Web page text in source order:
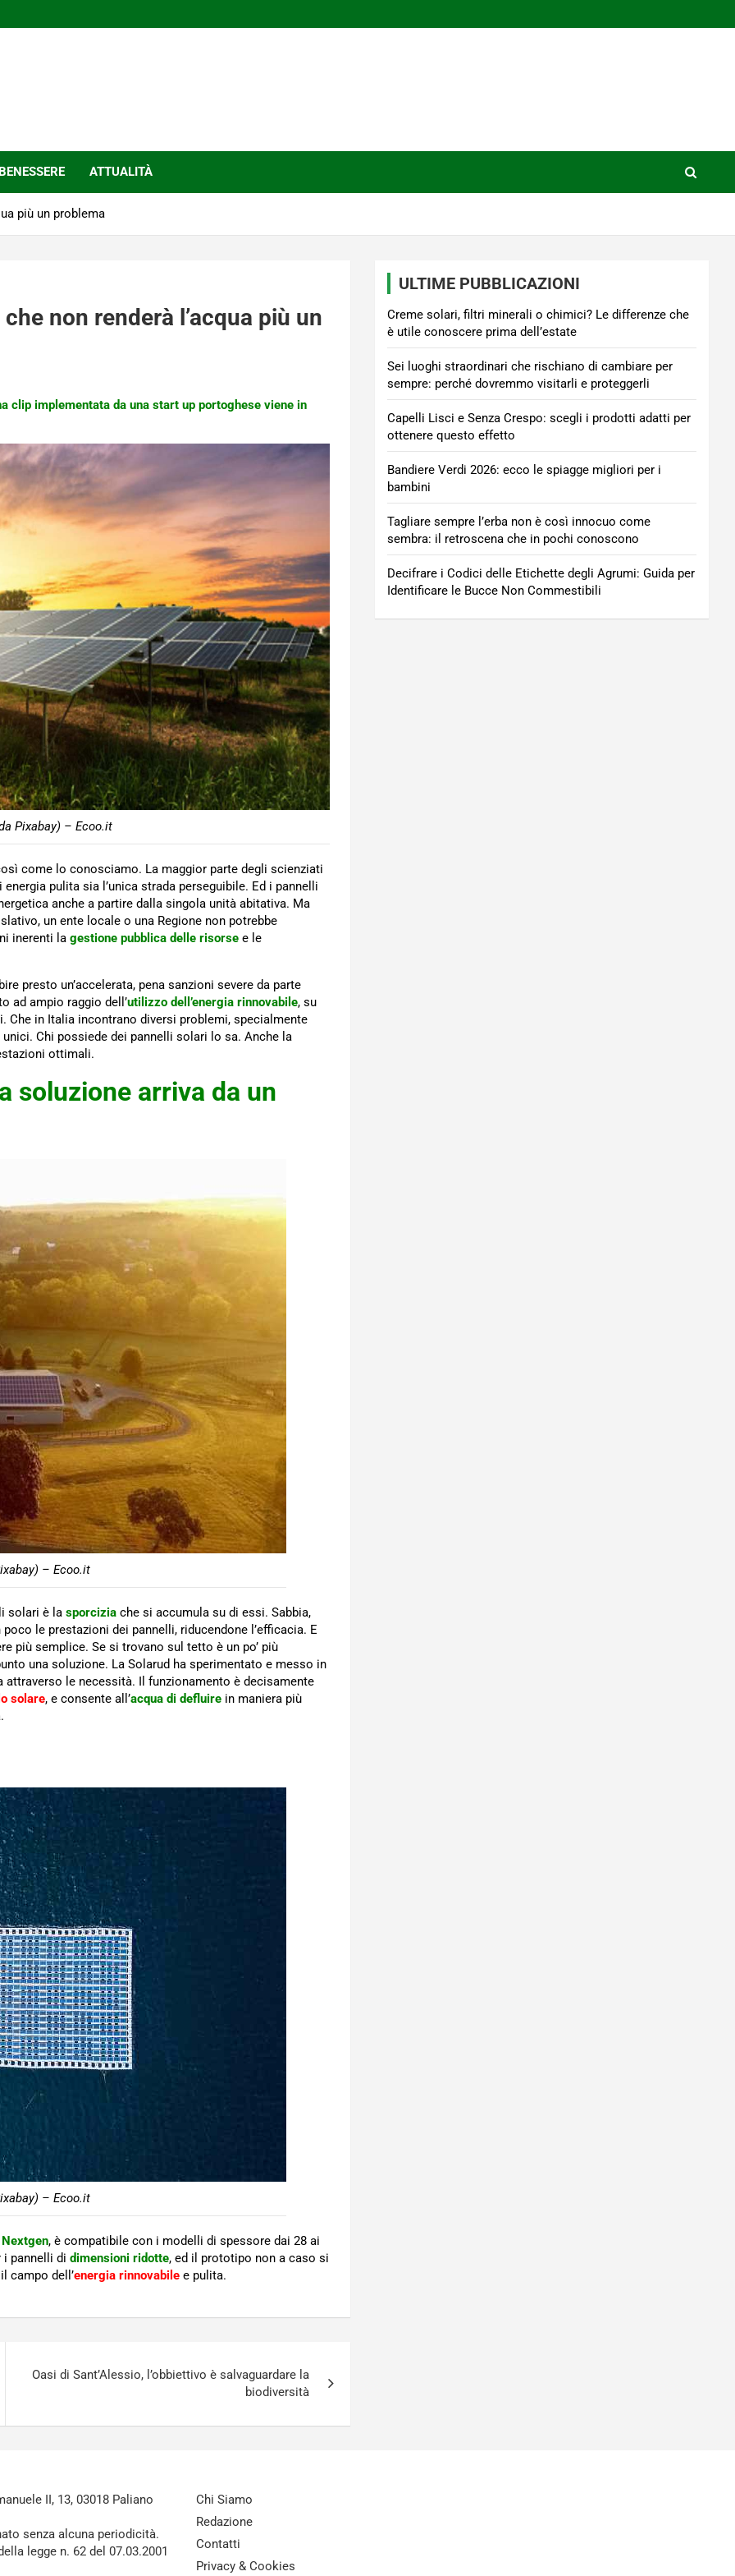
ATTUALITÀ
più un problema
non renderà l’acqua più un
clip implementata da una start up portoghese viene in
Pixabay) – Ecoo.it
come lo conosciamo. La maggior parte degli scienziati
pulita sia l’unica strada perseguibile. Ed i pannelli
anche a partire dalla singola unità abitativa. Ma
un ente locale o una Regione non potrebbe
inerenti la gestione pubblica delle risorse e le
presto un’accelerata, pena sanzioni severe da parte
ad ampio raggio dell’utilizzo dell’energia rinnovabile, su
in Italia incontrano diversi problemi, specialmente
Chi possiede dei pannelli solari lo sa. Anche la
ottimali.
soluzione arriva da un
– Ecoo.it
solari è la sporcizia che si accumula su di essi. Sabbia,
le prestazioni dei pannelli, riducendone l’efficacia. E
più semplice. Se si trovano sul tetto è un po’ più
una soluzione. La Solarud ha sperimentato e messo in
attraverso le necessità. Il funzionamento è decisamente
solare, e consente all’acqua di defluire in maniera più
– Ecoo.it
, è compatibile con i modelli di spessore dai 28 ai
i pannelli di dimensioni ridotte, ed il prototipo non a caso si
campo dell’energia rinnovabile e pulita.
Oasi di Sant’Alessio, l’obbiettivo è salvaguardare la
biodiversità
ULTIME PUBBLICAZIONI
Creme solari, filtri minerali o chimici? Le differenze che
è utile conoscere prima dell’estate
Sei luoghi straordinari che rischiano di cambiare per
sempre: perché dovremmo visitarli e proteggerli
Capelli Lisci e Senza Crespo: scegli i prodotti adatti per
ottenere questo effetto
Bandiere Verdi 2026: ecco le spiagge migliori per i
bambini
Tagliare sempre l’erba non è così innocuo come
sembra: il retroscena che in pochi conoscono
Decifrare i Codici delle Etichette degli Agrumi: Guida per
Identificare le Bucce Non Commestibili
II, 13, 03018 Paliano
senza alcuna periodicità.
legge n. 62 del 07.03.2001
Chi Siamo
Redazione
Contatti
Privacy & Cookies